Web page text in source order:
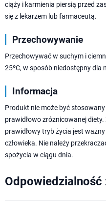
ciąży i karmienia piersią przed
się z lekarzem lub farmaceutą.
Przechowywanie
Przechowywać w suchym i
25ºC, w sposób niedostępny dla
Informacja
Produkt nie może być
prawidłowo zróżnicowanej
prawidłowy tryb życia jest
człowieka. Nie należy
spożycia w ciągu dnia.